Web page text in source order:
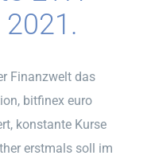
Finanzwelt das
bitfinex euro
konstante Kurse
erstmals soll im